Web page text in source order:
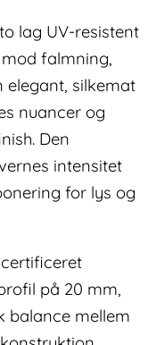
lag UV-resistent
falmning,
elegant, silkemat
nuancer og
Den
intensitet
for lys og
på 20 mm,
balance mellem